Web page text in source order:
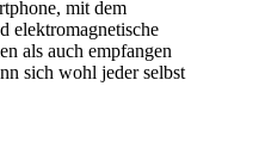
mit dem
elektromagnetische
als auch empfangen
sich wohl jeder selbst